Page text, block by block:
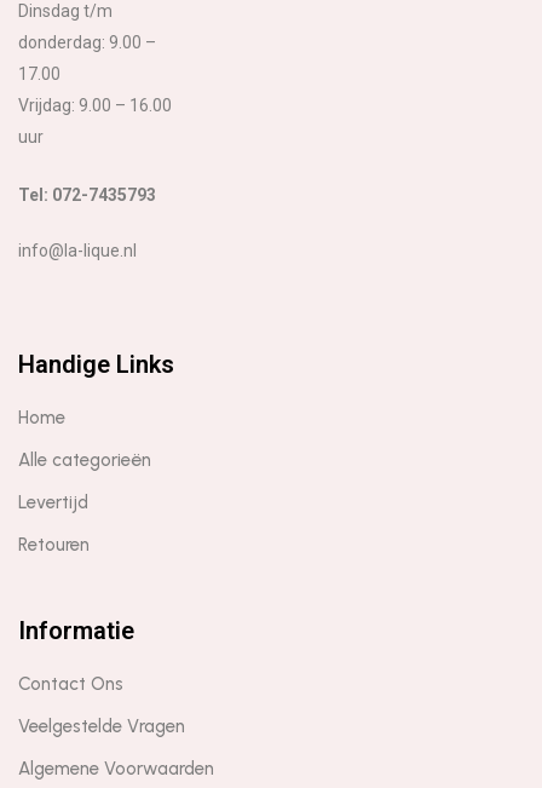
Dinsdag t/m
donderdag: 9.00 –
17.00
Vrijdag: 9.00 – 16.00
uur
Tel: 072-7435793
info@la-lique.nl
Handige Links
Home
Alle categorieën
Levertijd
Retouren
Informatie
Contact Ons
Veelgestelde Vragen
Algemene Voorwaarden